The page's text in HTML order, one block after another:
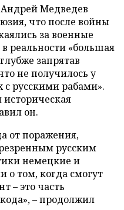
Медведев
что после войны
за военные
реальности «большая
запрятав
не получилось у
с русскими рабами».
историческая
он.
от поражения,
русским
немецкие и
о том, когда смогут
– это часть
– продолжил